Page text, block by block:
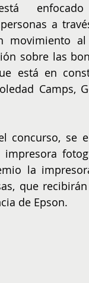
a
movimiento
sobre las
está en
Camps,
concurso, se
la
que
de Epson.